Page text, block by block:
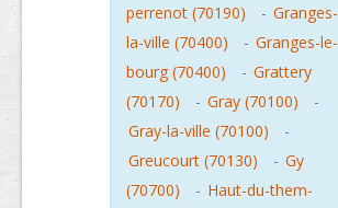
perrenot (70190)
- Granges-
la-ville (70400)
- Granges-le-
bourg (70400)
- Grattery
(70170)
- Gray (70100)
-
Gray-la-ville (70100)
-
Greucourt (70130)
- Gy
(70700)
- Haut-du-them-